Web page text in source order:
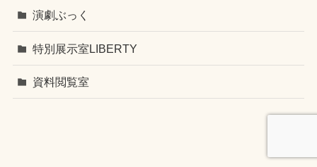
演劇ぶっく
特別展示室LIBERTY
資料閲覧室